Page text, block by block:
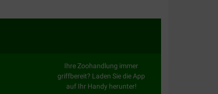
Ihre Zoohandlung immer
griffbereit? Laden Sie die App
auf Ihr Handy herunter!